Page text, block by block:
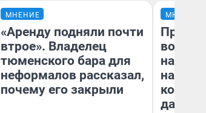
МНЕНИЕ
«Аренду подняли почти
втрое». Владелец
тюменского бара для
неформалов рассказал,
почему его закрыли
МНЕНИЕ
нам
даже